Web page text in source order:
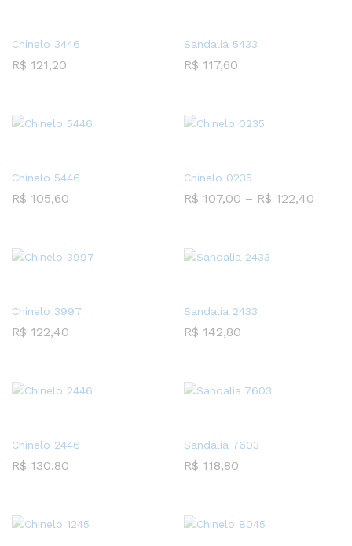
Chinelo 3446
R$ 121,20
Sandalia 5433
R$ 117,60
Chinelo 5446
R$ 105,60
Chinelo 0235
R$ 107,00 – R$ 122,40
Chinelo 3997
R$ 122,40
Sandalia 2433
R$ 142,80
Chinelo 2446
R$ 130,80
Sandalia 7603
R$ 118,80